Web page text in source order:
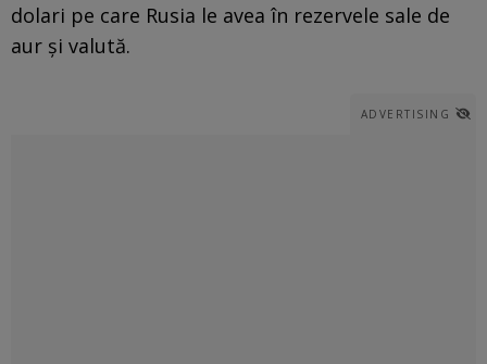
dolari pe care Rusia le avea în rezervele sale de
aur şi valută.
ADVERTISING